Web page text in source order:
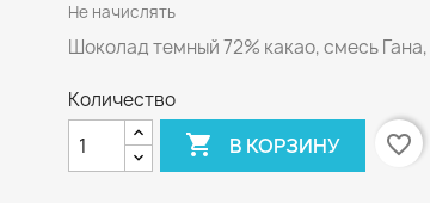
Не начислять
Шоколад темный 72% какао, смесь Гана,
Количество
 В КОРЗИНУ favorite_border